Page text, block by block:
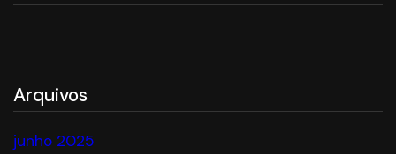
Arquivos
junho 2025